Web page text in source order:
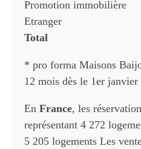
Promotion immobilière
Etranger
Total
* pro forma Maisons
12 mois dès le 1er janvier
En France, les
représentant 4 272
5 205 logements Les